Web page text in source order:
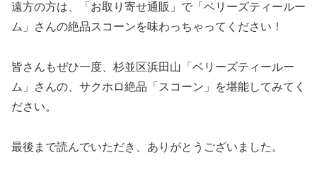
遠方の方は、「お取り寄せ通販」で「ベリーズティールー
ム」さんの絶品スコーンを味わっちゃってください！
皆さんもぜひ一度、杉並区浜田山「ベリーズティールー
ム」さんの、サクホロ絶品「スコーン」を堪能してみてく
ださい。
最後まで読んでいただき、ありがとうございました。